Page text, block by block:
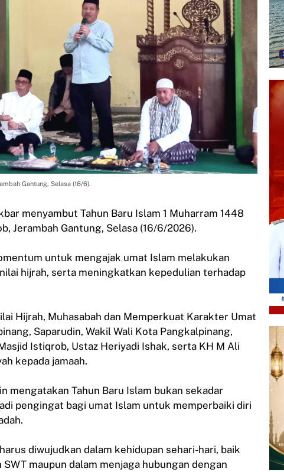
Gantung, Selasa (16/6).
menyambut Tahun Baru Islam 1 Muharram 1448
Jerambah Gantung, Selasa (16/6/2026).
untuk mengajak umat Islam melakukan
hijrah, serta meningkatkan kepedulian terhadap
Hijrah, Muhasabah dan Memperkuat Karakter Umat
Saparudin, Wakil Wali Kota Pangkalpinang,
Istiqrob, Ustaz Heriyadi Ishak, serta KH M Ali
kepada jamaah.
mengatakan Tahun Baru Islam bukan sekadar
pengingat bagi umat Islam untuk memperbaiki diri
diwujudkan dalam kehidupan sehari-hari, baik
maupun dalam menjaga hubungan dengan